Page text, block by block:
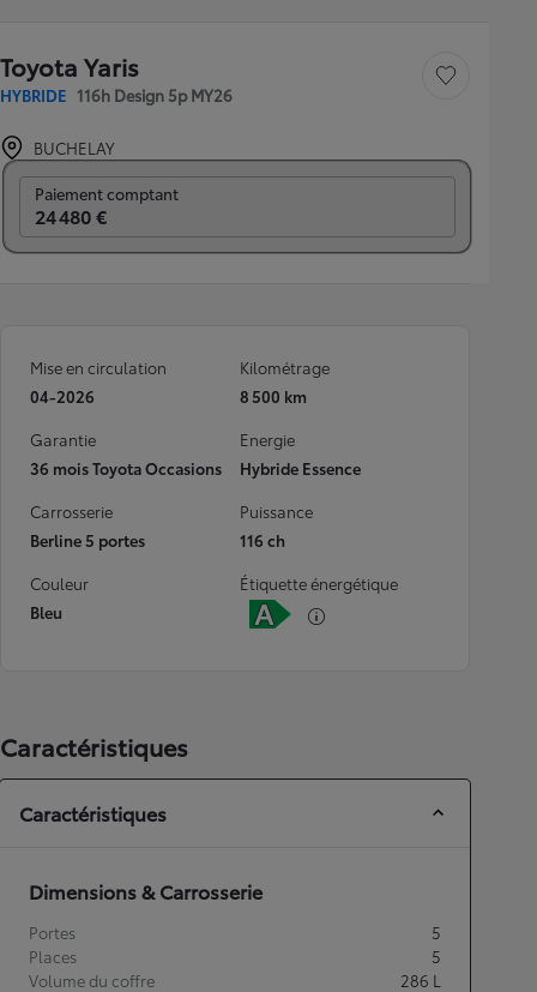
Toyota Yaris
HYBRIDE 116h Design 5p MY26
Sauvegarder le
BUCHELAY
Paiement comptant
24 480 €
Mise en circulation
04-2026
Kilométrage
8 500 km
Garantie
36 mois Toyota Occasions
Energie
Hybride Essence
Carrosserie
Berline 5 portes
Puissance
116 ch
Couleur
Bleu
Étiquette énergétique
Caractéristiques
Caractéristiques
Dimensions & Carrosserie
Portes
5
Places
5
Volume du coffre
286 L